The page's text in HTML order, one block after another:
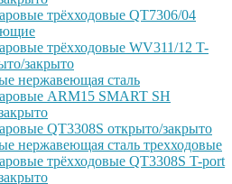
трёхходовые QT7306/04
трёхходовые WV311/12 T-
закрыто
нержавеющая сталь
ARM15 SMART SH
QT3308S открыто/закрыто
нержавеющая сталь трехходовые
трёхходовые QT3308S T-port